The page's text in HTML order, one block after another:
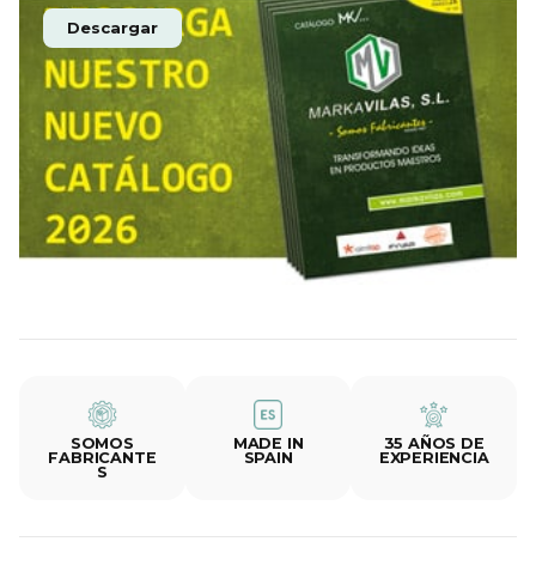
Descargar
SOMOS
FABRICANTE
S
MADE IN
SPAIN
35 AÑOS DE
EXPERIENCIA